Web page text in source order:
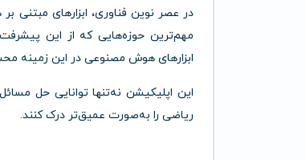
در عصر نوین فناوری، ابزارهای مبتنی
مهم‌ترین حوزه‌هایی که از این
ابزارهای هوش مصنوعی در این
این اپلیکیشن نه‌تنها توانایی حل
ریاضی را به‌صورت عمیق‌تر درک کنند.